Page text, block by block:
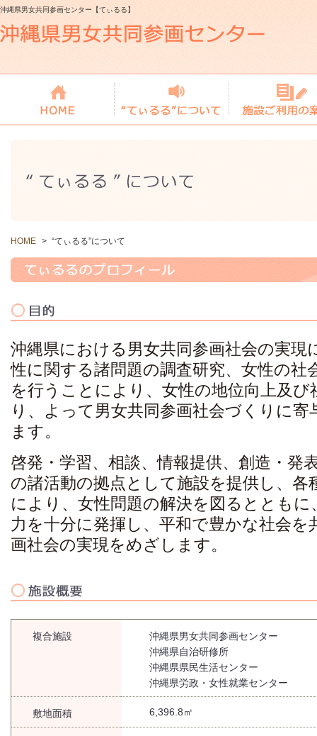
沖縄県男女共同参画センター【てぃるる】
HOME > “てぃるる”について
沖縄県における男女共同参画社会の実現
性に関する諸問題の調査研究、女性の社
を行うことにより、女性の地位向上及び
り、よって男女共同参画社会づくりに
ます。
啓発・学習、相談、情報提供、創造・発
の諸活動の拠点として施設を提供し、各
により、女性問題の解決を図るととも
力を十分に発揮し、平和で豊かな社会を
画社会の実現をめざします。
複合施設
沖縄県男女共同参画センター
沖縄県自治研修所
沖縄県県民生活センター
沖縄県労政・女性就業センター
敷地面積 6,396.8㎡